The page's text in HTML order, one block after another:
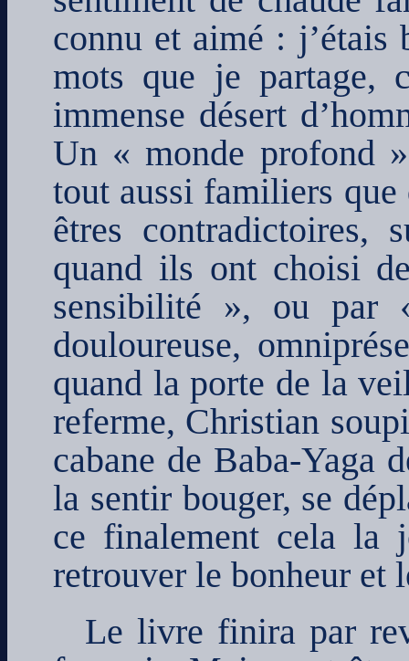
connu et aimé : j’étais
mots que je partage,
immense désert
Un « monde profond
tout aussi familiers
êtres contradictoires,
quand ils ont choisi
sensibilité », ou par
douloureuse,
quand la porte de la
referme, Christian
cabane de Baba-Yaga
la sentir bouger, se
ce finalement cela la
retrouver le bonheur et
Le livre finira par